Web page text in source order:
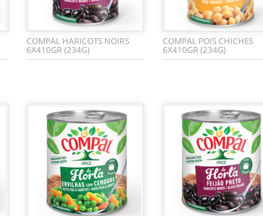
COMPAL HARICOTS NOIRS
6X410GR (234G)
COMPAL POIS CHICHES
6X410GR (234G)